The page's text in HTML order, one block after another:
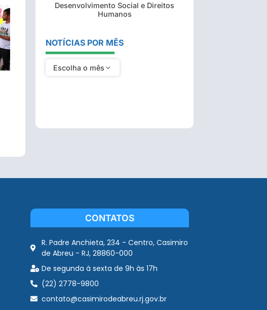
Desenvolvimento Social e Direitos
Humanos
NOTÍCIAS POR MÊS
Escolha o mês
CONTATOS
R. Padre Anchieta, 234 - Centro, Casimiro
de Abreu - RJ, 28860-000
De segunda à sexta de 9h às 17h
(22) 2778-9800
contato@casimirodeabreu.rj.gov.br